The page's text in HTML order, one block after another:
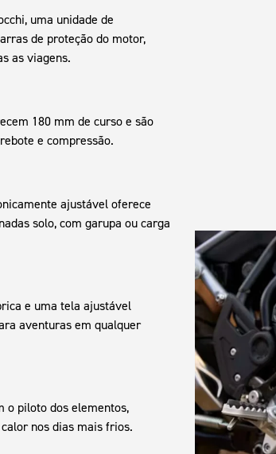
uma unidade de
de proteção do motor,
as viagens.
180 mm de curso e são
e compressão.
ajustável oferece
solo, com garupa ou carga
e uma tela ajustável
aventuras em qualquer
o piloto dos elementos,
nos dias mais frios.